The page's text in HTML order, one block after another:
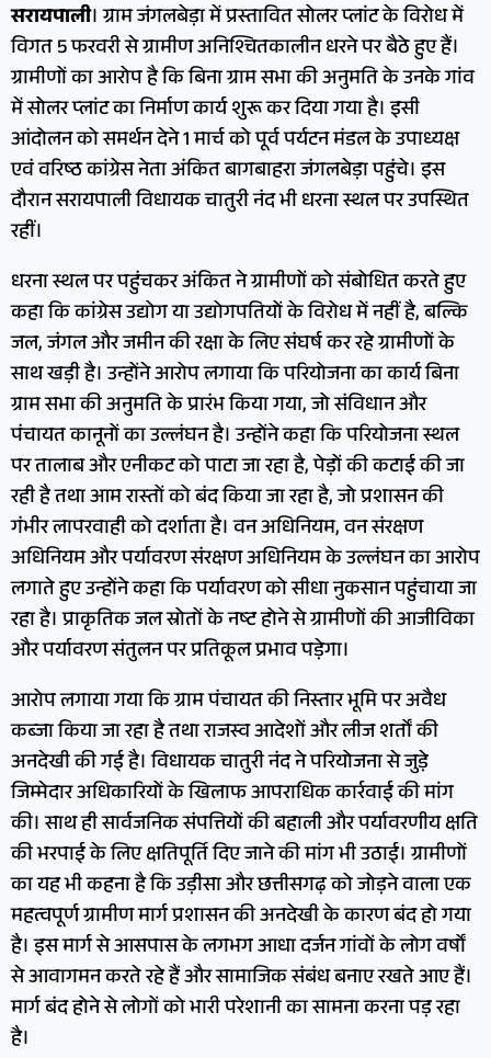
सरायपाली। ग्राम जंगलबेड़ा में प्रस्तावित सोलर प्लांट के विरोध में
विगत 5 फरवरी से ग्रामीण अनिश्चितकालीन धरने पर बैठे हुए हैं।
ग्रामीणों का आरोप है कि बिना ग्राम सभा की अनुमति के उनके गांव
में सोलर प्लांट का निर्माण कार्य शुरू कर दिया गया है। इसी
आंदोलन को समर्थन देने 1 मार्च को पूर्व पर्यटन मंडल के उपाध्यक्ष
एवं वरिष्ठ कांग्रेस नेता अंकित बागबाहरा जंगलबेड़ा पहुंचे। इस
दौरान सरायपाली विधायक चातुरी नंद भी धरना स्थल पर उपस्थित
रहीं।
धरना स्थल पर पहुंचकर अंकित ने ग्रामीणों को संबोधित करते हुए
कहा कि कांग्रेस उद्योग या उद्योगपतियों के विरोध में नहीं है, बल्कि
जल, जंगल और जमीन की रक्षा के लिए संघर्ष कर रहे ग्रामीणों के
साथ खड़ी है। उन्होंने आरोप लगाया कि परियोजना का कार्य बिना
ग्राम सभा की अनुमति के प्रारंभ किया गया, जो संविधान और
पंचायत कानूनों का उल्लंघन है। उन्होंने कहा कि परियोजना स्थल
पर तालाब और एनीकट को पाटा जा रहा है, पेड़ों की कटाई की जा
रही है तथा आम रास्तों को बंद किया जा रहा है, जो प्रशासन की
गंभीर लापरवाही को दर्शाता है। वन अधिनियम, वन संरक्षण
अधिनियम और पर्यावरण संरक्षण अधिनियम के उल्लंघन का आरोप
लगाते हुए उन्होंने कहा कि पर्यावरण को सीधा नुकसान पहुंचाया जा
रहा है। प्राकृतिक जल स्रोतों के नष्ट होने से ग्रामीणों की आजीविका
और पर्यावरण संतुलन पर प्रतिकूल प्रभाव पड़ेगा।
आरोप लगाया गया कि ग्राम पंचायत की निस्तार भूमि पर अवैध
कब्जा किया जा रहा है तथा राजस्व आदेशों और लीज शर्तों की
अनदेखी की गई है। विधायक चातुरी नंद ने परियोजना से जुड़े
जिम्मेदार अधिकारियों के खिलाफ आपराधिक कार्रवाई की मांग
की। साथ ही सार्वजनिक संपत्तियों की बहाली और पर्यावरणीय क्षति
की भरपाई के लिए क्षतिपूर्ति दिए जाने की मांग भी उठाई। ग्रामीणों
का यह भी कहना है कि उड़ीसा और छत्तीसगढ़ को जोड़ने वाला एक
महत्वपूर्ण ग्रामीण मार्ग प्रशासन की अनदेखी के कारण बंद हो गया
है। इस मार्ग से आसपास के लगभग आधा दर्जन गांवों के लोग वर्षों
से आवागमन करते रहे हैं और सामाजिक संबंध बनाए रखते आए हैं।
मार्ग बंद होने से लोगों को भारी परेशानी का सामना करना पड़ रहा
है।